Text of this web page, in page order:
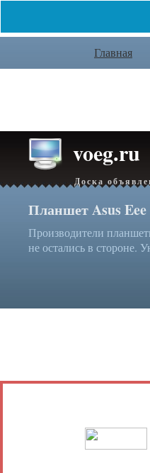
Главная
voeg.ru
Доска
Планшет Asus
Производители
не остались в стороне.